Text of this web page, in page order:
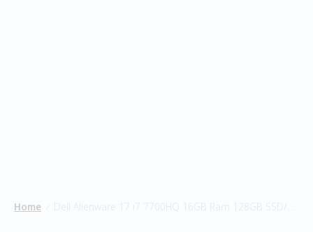
Home Dell Alienware 17 i7 7700HQ 16GB Ram 128GB SSD/1TB HDD